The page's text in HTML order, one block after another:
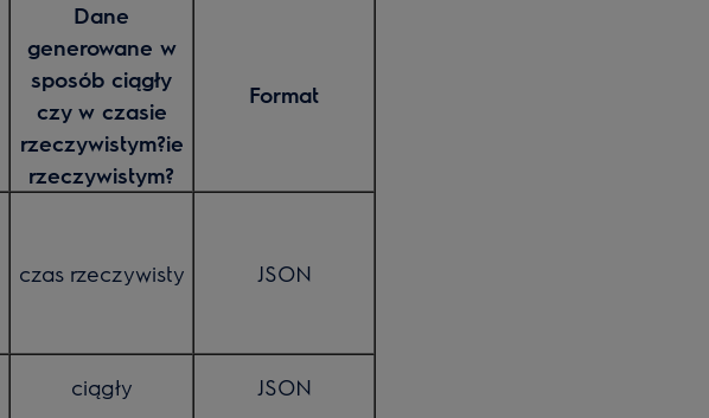
Dane
generowane w
sposób ciągły
czy w czasie
rzeczywistym?ie
rzeczywistym?
Format
czas rzeczywisty JSON
ciągły JSON